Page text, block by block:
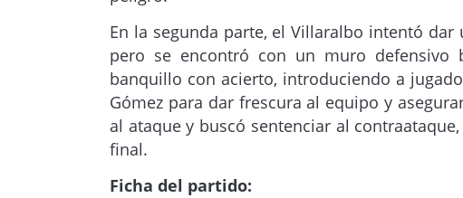
En la segunda parte, el Villaralbo intentó
pero se encontró con un muro defensivo
banquillo con acierto, introduciendo a
Gómez para dar frescura al equipo y
al ataque y buscó sentenciar al
final.
Ficha del partido: